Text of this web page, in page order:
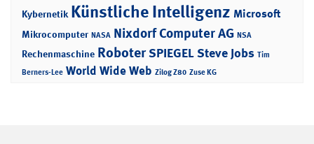
Kybernetik Künstliche Intelligenz Microsoft
Mikrocomputer NASA Nixdorf Computer AG NSA
Rechenmaschine RoboterSPIEGELSteve Jobs Tim
Berners-Lee World Wide Web Zilog Z80 Zuse KG